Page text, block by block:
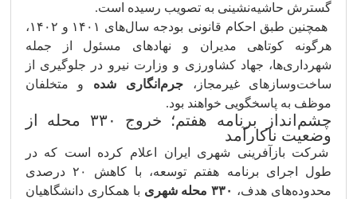
گسترش حاشیه‌نشینی به تصویب رسیده است.
همچنین طبق احکام قانونی بودجه سال‌های ۱۴۰۱ و ۱۴۰۲،
هرگونه کوتاهی مدیران و نهادهای مسئول از جمله
شهرداری‌ها، جهاد کشاورزی و وزارت نیرو در جلوگیری از
ساخت‌وسازهای غیرمجاز،جرم‌انگاری شده و متخلفان
موظف به پاسخگویی خواهند بود.
چشم‌انداز برنامه هفتم؛ خروج ۳۳۰ محله از
وضعیت ناکارآمد
شرکت بازآفرینی شهری ایران اعلام کرده است که در
طول اجرای برنامه هفتم توسعه، با کاهش ۲۰ درصدی
محدوده‌های هدف، ۳۳۰ محله شهری
با همکاری دانشگاهیان